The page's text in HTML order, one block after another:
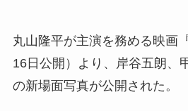
丸山隆平が主演を務める映画
16日公開）より、岸谷五朗、
の新場面写真が公開された。